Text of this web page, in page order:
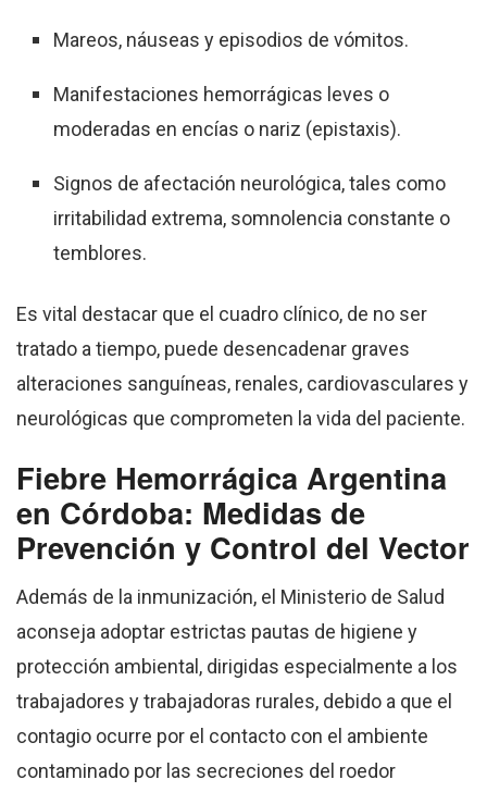
Mareos, náuseas y episodios de vómitos.
Manifestaciones hemorrágicas leves o
moderadas en encías o nariz (epistaxis).
Signos de afectación neurológica, tales como
irritabilidad extrema, somnolencia constante o
temblores.
Es vital destacar que el cuadro clínico, de no ser
tratado a tiempo, puede desencadenar graves
alteraciones sanguíneas, renales, cardiovasculares y
neurológicas que comprometen la vida del paciente.
Fiebre Hemorrágica Argentina
en Córdoba: Medidas de
Prevención y Control del Vector
Además de la inmunización, el Ministerio de Salud
aconseja adoptar estrictas pautas de higiene y
protección ambiental, dirigidas especialmente a los
trabajadores y trabajadoras rurales, debido a que el
contagio ocurre por el contacto con el ambiente
contaminado por las secreciones del roedor